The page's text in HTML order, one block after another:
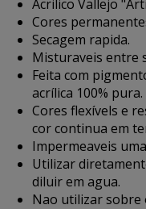
Acrilico Vallejo
Cores
Secagem rapida.
Misturaveis entre
Feita com
acrílica 100% pura.
Cores flexívels e
cor continua em
Impermeaveis
Utilizar
diluir em agua.
Nao utilizar sobre